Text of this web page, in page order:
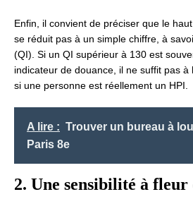
Enfin, il convient de préciser que le
se réduit pas à un simple chiffre, à
(QI). Si un QI supérieur à 130 est
indicateur de douance, il ne suffit pas
si une personne est réellement un HPI.
A lire : Trouver un bureau à
Paris 8e
2. Une sensibilité à fleur